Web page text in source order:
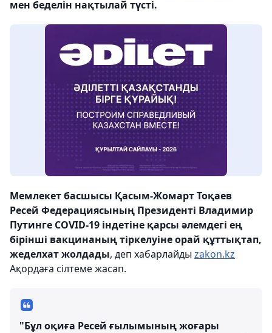
мен беделін нақтылай түсті.
Мемлекет басшысы Қасым-Жомарт Тоқаев
Ресей Федерациясының Президенті Владимир
Путинге COVID-19 індетіне қарсы әлемдегі ең
бірінші вакцинаның тіркелуіне орай құттықтап,
жеделхат жолдады, деп хабарлайды zakon.kz
Ақордаға сілтеме жасап.
"Бұл оқиға Ресей ғылымының жоғары